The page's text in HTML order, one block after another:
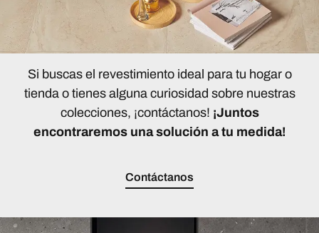
Si buscas el revestimiento ideal para tu hogar o
tienda o tienes alguna curiosidad sobre nuestras
colecciones, ¡contáctanos! ¡Juntos
encontraremos una solución a tu medida!
Contáctanos